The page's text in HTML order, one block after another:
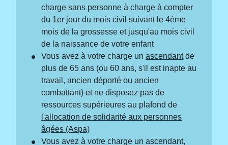
charge sans personne à charge à compter
du 1er jour du mois civil suivant le 4ème
mois de la grossesse et jusqu'au mois civil
de la naissance de votre enfant
Vous avez à votre charge unascendantde
plus de 65 ans (ou 60 ans, s'il est inapte au
travail, ancien déporté ou ancien
combattant) et ne disposez pas de
ressources supérieures au plafond de
l'allocation de solidarité aux personnes
âgées (Aspa)
Vous avez à votre charge un ascendant,